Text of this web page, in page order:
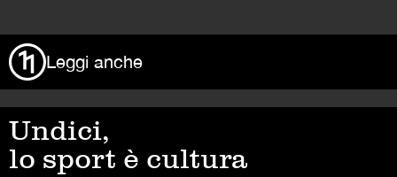
Leggi anche
Undici,
lo sport è cultura